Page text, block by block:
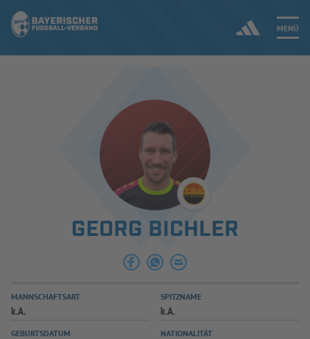
MENÜ
ERGEBNISSE & WETTBEWERBE
SPIELBETRIEB & VERBANDSLEBEN
AUSBILDUNG & FÖRDERUNG
SPIELPLUS
GEORG BICHLER
MANNSCHAFTSART
k.A.
SPITZNAME
k.A.
GEBURTSDATUM NATIONALITÄT